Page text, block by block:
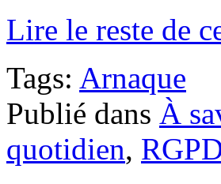
Lire le reste de
Tags: Arnaque
Publié dans À
quotidien,